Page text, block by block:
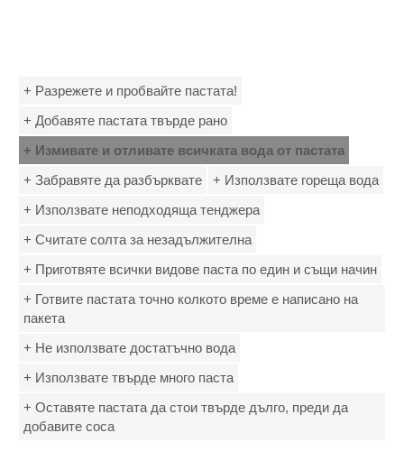
+ Разрежете и пробвайте пастата!
+ Добавяте пастата твърде рано
+ Измивате и отливате всичката вода от пастата
+ Забравяте да разбърквате
+ Използвате гореща вода
+ Използвате неподходяща тенджера
+ Считате солта за незадължителна
+ Приготвяте всички видове паста по един и същи начин
+ Готвите пастата точно колкото време е написано на
пакета
+ Не използвате достатъчно вода
+ Използвате твърде много паста
+ Оставяте пастата да стои твърде дълго, преди да
добавите соса